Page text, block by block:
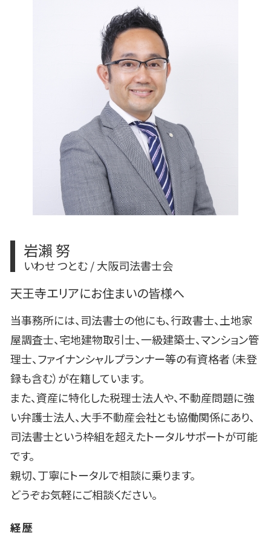
不動産登記 抵当権抹消
不動産登記 天王寺区
建物 表題 変更登記 一部取壊し
株式会社 変更登記 費用
根抵当権 変更登記 費用
変更登記 種類
相続 遺産分割協議書
相続 放棄 手続き
遺産分割協議書
相続 不動産登記 自分で
遺言書 検認
岩瀨 努
いわせ つとむ / 大阪司法書士会
天王寺エリアにお住まいの皆様へ
当事務所には、司法書士の他にも、行政書士、土地家
屋調査士、宅地建物取引士、一級建築士、マンション管
理士、ファイナンシャルプランナー等の有資格者（未登
録も含む）が在籍しています。
また、資産に特化した税理士法人や、不動産問題に強
い弁護士法人、大手不動産会社とも協働関係にあり、
司法書士という枠組を超えたトータルサポートが可能
です。
親切、丁寧にトータルで相談に乗ります。
どうぞお気軽にご相談ください。
経歴